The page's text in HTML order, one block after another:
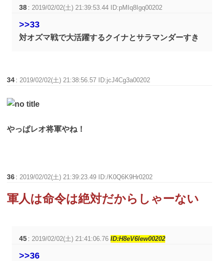
38 :2019/02/02(土) 21:39:53.44 ID:pMIq8Igq00202
>>33
対オズマ戦で大活躍するクイナとサラマンダーすき
34 :2019/02/02(土) 21:38:56.57 ID:jcJ4Cg3a00202
やっぱレオ将軍やね！
36 : 2019/02/02(土) 21:39:23.49 ID:/K0Q6K9Hr0202
軍人は命令は絶対だからしゃーない
45 : 2019/02/02(土) 21:41:06.76ID:H8eV6lew00202
>>36